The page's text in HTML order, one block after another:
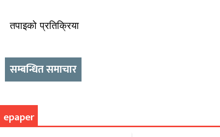
तपाइको प्रतिक्रिया
सम्बन्धित समाचार
epaper